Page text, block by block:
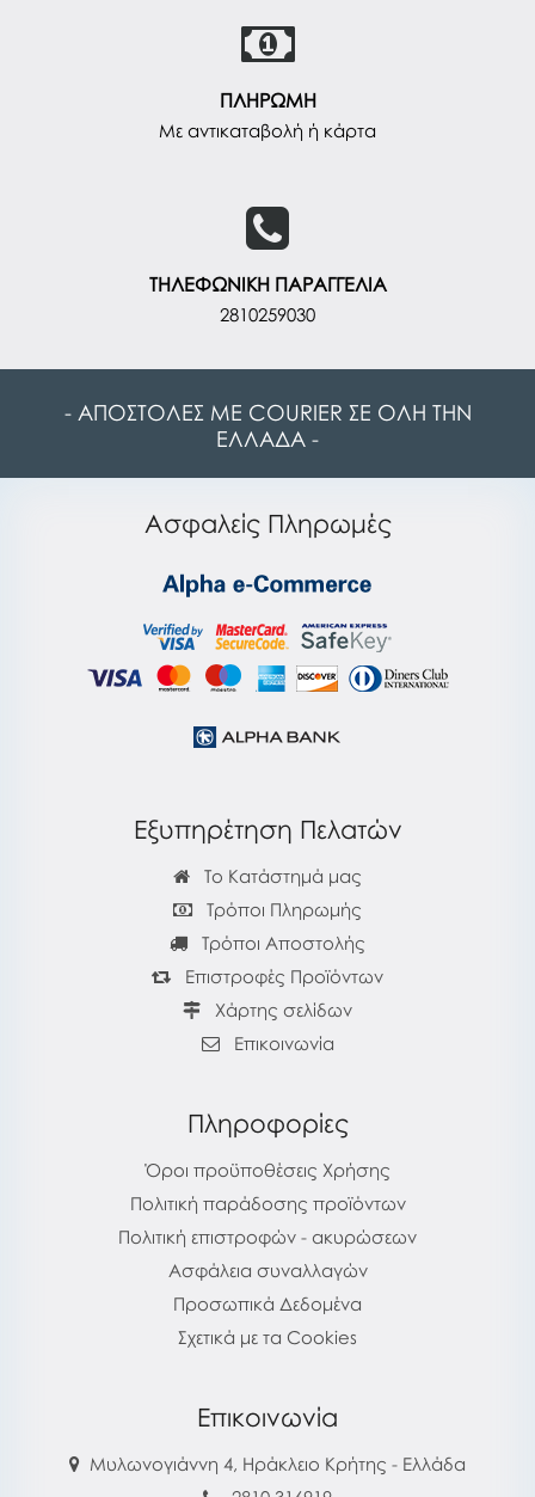
ΠΛΗΡΩΜΗ
Με αντικαταβολή ή κάρτα
ΤΗΛΕΦΩΝΙΚΗ ΠΑΡΑΓΓΕΛΙΑ
2810259030
- ΑΠΟΣΤΟΛΕΣ ΜΕ COURIER ΣΕ ΟΛΗ ΤΗΝ
ΕΛΛΑΔΑ -
Ασφαλείς Πληρωμές
Εξυπηρέτηση Πελατών
Το Κατάστημά μας
Τρόποι Πληρωμής
Τρόποι Αποστολής
Επιστροφές Προϊόντων
Χάρτης σελίδων
Επικοινωνία
Πληροφορίες
Όροι προϋποθέσεις Χρήσης
Πολιτική παράδοσης προϊόντων
Πολιτική επιστροφών - ακυρώσεων
Ασφάλεια συναλλαγών
Προσωπικά Δεδομένα
Σχετικά με τα Cookies
Επικοινωνία
Μυλωνογιάννη 4, Ηράκλειο Κρήτης - Ελλάδα